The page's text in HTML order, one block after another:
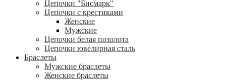
Цепочки "Бисмарк"
Цепочки с крестиками
Женские
Мужские
Цепочки белая позолота
Цепочки ювелирная сталь
Браслеты
Мужские браслеты
Женские браслеты